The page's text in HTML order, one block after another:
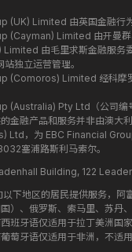
(UK) Limited 由英国金融行
(Cayman) Limited 由开曼
Limited 由毛里求斯金融服
独立运营管理。
(Comoros) Limited 经科摩
(Australia) Pty Ltd（公司编
金融产品和服务并非由澳大
Ltd，为 EBC Financial
塞浦路斯利马索尔。
Building, 122
以下地区的居民提供服务，
）、俄罗斯、索马里、苏丹
班牙语仅适用于拉丁美洲国
萄牙语仅适用于非洲，不适